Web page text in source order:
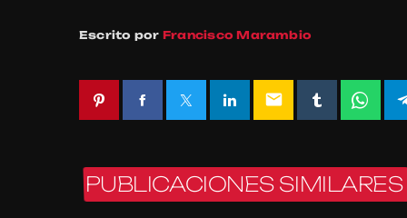
Escrito por Francisco Marambio
email
PUBLICACIONES SIMILARES